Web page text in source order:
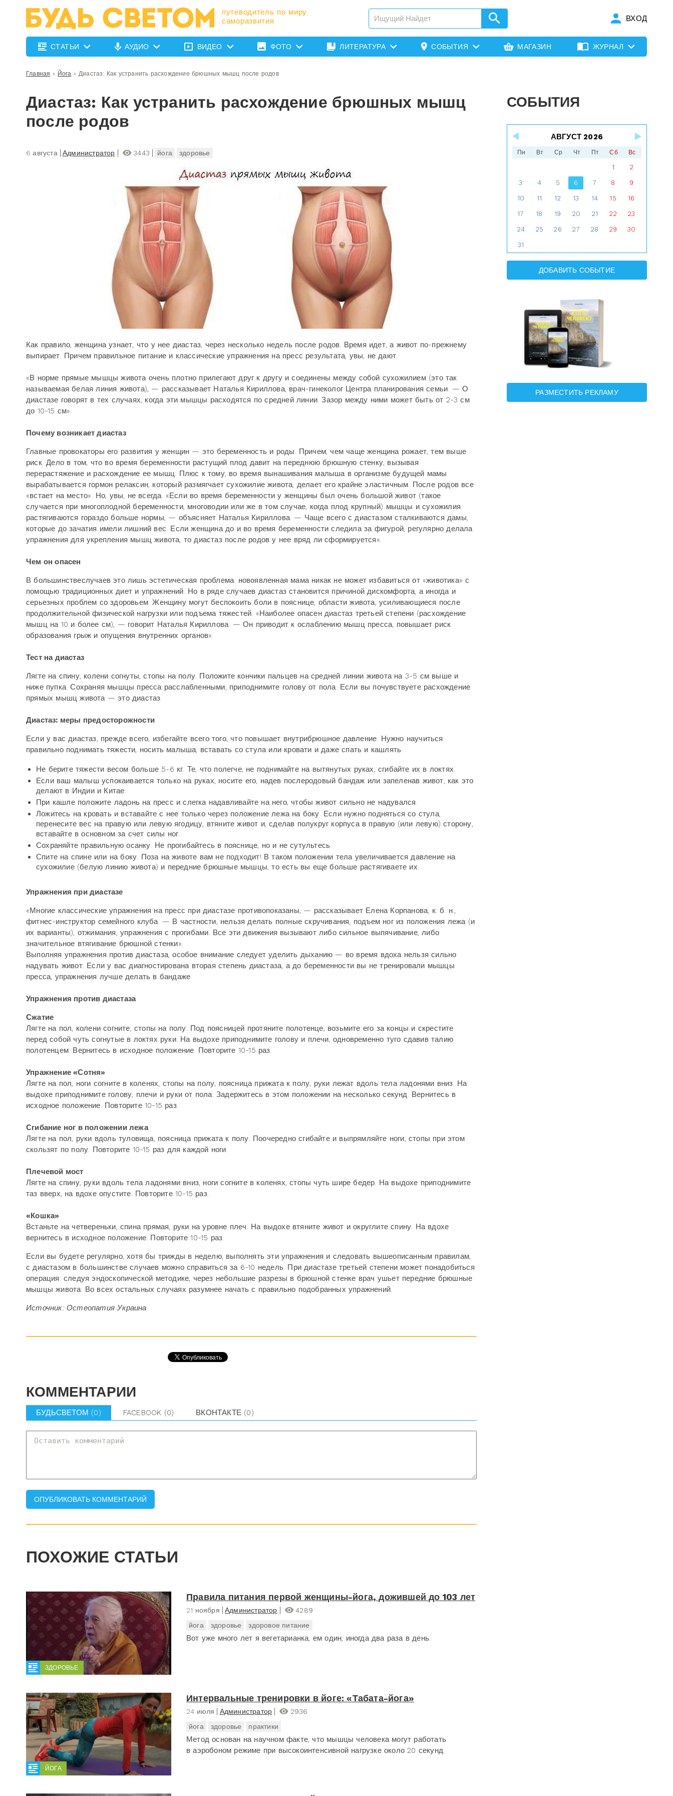
путеводитель по миру
саморазвития
ВХОД
СТАТЬИ АУДИО ВИДЕО ФОТО ЛИТЕРАТУРА СОБЫТИЯ МАГАЗИН ЖУРНАЛ
Главная » Йога » Диастаз: Как устранить расхождение брюшных мышц после родов
Диастаз: Как устранить расхождение брюшных мышц
после родов
6 августа Администратор 3443 йога здоровье
Как правило, женщина узнает, что у нее диастаз, через несколько недель после родов. Время идет, а живот по-прежнему
выпирает. Причем правильное питание и классические упражнения на пресс результата, увы, не дают.
«В норме прямые мышцы живота очень плотно прилегают друг к другу и соединены между собой сухожилием (это так
называемая белая линия живота), — рассказывает Наталья Кириллова, врач-гинеколог Центра планирования семьи. — О
диастазе говорят в тех случаях, когда эти мышцы расходятся по средней линии. Зазор между ними может быть от 2-3 см
до 10-15 см».
Почему возникает диастаз
Главные провокаторы его развития у женщин — это беременность и роды. Причем, чем чаще женщина рожает, тем выше
риск. Дело в том, что во время беременности растущий плод давит на переднюю брюшную стенку, вызывая
перерастяжение и расхождение ее мышц. Плюс к тому, во время вынашивания малыша в организме будущей мамы
вырабатывается гормон релаксин, который размягчает сухожилие живота, делает его крайне эластичным. После родов все
«встает на место». Но, увы, не всегда. «Если во время беременности у женщины был очень большой живот (такое
случается при многоплодной беременности, многоводии или же в том случае, когда плод крупный) мышцы и сухожилия
растягиваются гораздо больше нормы, — объясняет Наталья Кириллова. — Чаще всего с диастазом сталкиваются дамы,
которые до зачатия имели лишний вес. Если женщина до и во время беременности следила за фигурой, регулярно делала
упражнения для укрепления мышц живота, то диастаз после родов у нее вряд ли сформируется».
Чем он опасен
В большинствеслучаев это лишь эстетическая проблема: новоявленная мама никак не может избавиться от «животика» с
помощью традиционных диет и упражнений. Но в ряде случаев диастаз становится причиной дискомфорта, а иногда и
серьезных проблем со здоровьем. Женщину могут беспокоить боли в пояснице, области живота, усиливающиеся после
продолжительной физической нагрузки или подъема тяжестей. «Наиболее опасен диастаз третьей степени (расхождение
мышц на 10 и более см), — говорит Наталья Кириллова. — Он приводит к ослаблению мышц пресса, повышает риск
образования грыж и опущения внутренних органов».
Тест на диастаз
Лягте на спину, колени согнуты, стопы на полу. Положите кончики пальцев на средней линии живота на 3-5 см выше и
ниже пупка. Сохраняя мышцы пресса расслабленными, приподнимите голову от пола. Если вы почувствуете расхождение
прямых мышц живота — это диастаз.
Диастаз: меры предосторожности
Если у вас диастаз, прежде всего, избегайте всего того, что повышает внутрибрюшное давление. Нужно научиться
правильно поднимать тяжести, носить малыша, вставать со стула или кровати и даже спать и кашлять.
Не берите тяжести весом больше 5-6 кг. Те, что полегче, не поднимайте на вытянутых руках, сгибайте их в локтях.
Если ваш малыш успокаивается только на руках, носите его, надев послеродовый бандаж или запеленав живот, как это
делают в Индии и Китае.
При кашле положите ладонь на пресс и слегка надавливайте на него, чтобы живот сильно не надувался.
Ложитесь на кровать и вставайте с нее только через положение лежа на боку. Если нужно подняться со стула,
перенесите вес на правую или левую ягодицу, втяните живот и, сделав полукруг корпуса в правую (или левую) сторону,
вставайте в основном за счет силы ног.
Сохраняйте правильную осанку. Не прогибайтесь в пояснице, но и не сутультесь.
Спите на спине или на боку. Поза на животе вам не подходит! В таком положении тела увеличивается давление на
сухожилие (белую линию живота) и передние брюшные мышцы, то есть вы еще больше растягиваете их.
Упражнения при диастазе
«Многие классические упражнения на пресс при диастазе противопоказаны, — рассказывает Елена Корпанова, к. б. н.,
фитнес-инструктор семейного клуба. — В частности, нельзя делать полные скручивания, подъем ног из положения лежа (и
их варианты), отжимания, упражнения с прогибами. Все эти движения вызывают либо сильное выпячивание, либо
значительное втягивание брюшной стенки».
Выполняя упражнения против диастаза, особое внимание следует уделить дыханию — во время вдоха нельзя сильно
надувать живот. Если у вас диагностирована вторая степень диастаза, а до беременности вы не тренировали мышцы
пресса, упражнения лучше делать в бандаже.
Упражнения против диастаза
Сжатие
Лягте на пол, колени согните, стопы на полу. Под поясницей протяните полотенце, возьмите его за концы и скрестите
перед собой чуть согнутые в локтях руки. На выдохе приподнимите голову и плечи, одновременно туго сдавив талию
полотенцем. Вернитесь в исходное положение. Повторите 10-15 раз.
Упражнение «Сотня»
Лягте на пол, ноги согните в коленях, стопы на полу, поясница прижата к полу, руки лежат вдоль тела ладонями вниз. На
выдохе приподнимите голову, плечи и руки от пола. Задержитесь в этом положении на несколько секунд. Вернитесь в
исходное положение. Повторите 10-15 раз.
Сгибание ног в положении лежа
Лягте на пол, руки вдоль туловища, поясница прижата к полу. Поочередно сгибайте и выпрямляйте ноги, стопы при этом
скользят по полу. Повторите 10-15 раз для каждой ноги.
Плечевой мост
Лягте на спину, руки вдоль тела ладонями вниз, ноги согните в коленях, стопы чуть шире бедер. На выдохе приподнимите
таз вверх, на вдохе опустите. Повторите 10-15 раз.
«Кошка»
Встаньте на четвереньки, спина прямая, руки на уровне плеч. На выдохе втяните живот и округлите спину. На вдохе
вернитесь в исходное положение. Повторите 10-15 раз.
Если вы будете регулярно, хотя бы трижды в неделю, выполнять эти упражнения и следовать вышеописанным правилам,
с диастазом в большинстве случаев можно справиться за 6-10 недель. При диастазе третьей степени может понадобиться
операция: следуя эндоскопической методике, через небольшие разрезы в брюшной стенке врач ушьет передние брюшные
мышцы живота. Во всех остальных случаях разумнее начать с правильно подобранных упражнений.
Источник: Остеопатия Украина
КОММЕНТАРИИ
БУДЬСВЕТОМ (0) FACEBOOK (0) ВКОНТАКТЕ (0)
ПОХОЖИЕ СТАТЬИ
ЗДОРОВЬЕ
Правила питания первой женщины-йога, дожившей до 103 лет
21 ноября Администратор
4289
йога
здоровье здоровое питание
Вот уже много лет я вегетарианка, ем один, иногда два раза в день.
ЙОГА
Интервальные тренировки в йоге: «Табата-йога»
24 июля Администратор
2936
йога
здоровье практики
Метод основан на научном факте, что мышцы человека могут работать
в аэробоном режиме при высокоинтенсивной нагрузке около 20 секунд.
СОБЫТИЯ
АВГУСТ 2026
Пн Вт Ср Чт Пт Сб Вс
1 2
3 4 5 6 7 8 9
10 11 12 13 14 15 16
17 18 19 20 21 22 23
24 25 26 27 28 29 30
31
ДОБАВИТЬ СОБЫТИЕ
РАЗМЕСТИТЬ РЕКЛАМУ